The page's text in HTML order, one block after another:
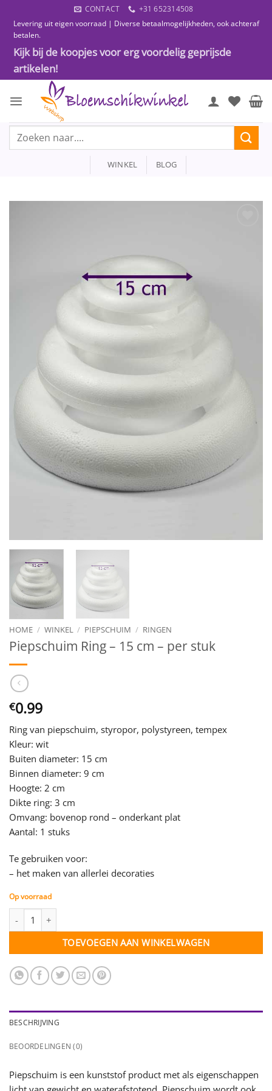
naar
inhoud
CONTACT
+31 652314508
Levering uit eigen voorraad | Diverse betaalmogelijkheden, ook achteraf
betalen.
Kijk bij de koopjes voor erg voordelig geprijsde
artikelen!
Zoeken
WINKEL BLOG
HOME / WINKEL / PIEPSCHUIM / RINGEN
Piepschuim Ring – 15 cm – per stuk
€0.99
Ring van piepschuim, styropor, polystyreen, tempex
Kleur: wit
Buiten diameter: 15 cm
Binnen diameter: 9 cm
Hoogte: 2 cm
Dikte ring: 3 cm
Omvang: bovenop rond – onderkant plat
Aantal: 1 stuks
Te gebruiken voor:
– het maken van allerlei decoraties
Op voorraad
TOEVOEGEN AAN WINKELWAGEN
BESCHRIJVING
BEOORDELINGEN (0)
Piepschuim is een kunststof product met als eigenschappen